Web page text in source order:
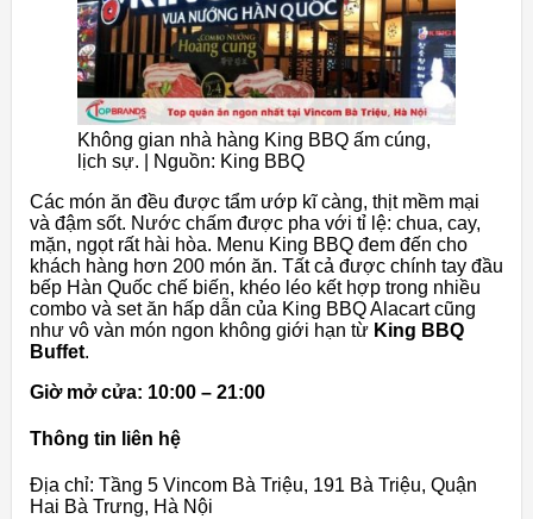
Không gian nhà hàng King BBQ ấm cúng,
lịch sự. | Nguồn: King BBQ
Các món ăn đều được tẩm ướp kĩ càng, thịt mềm mại
và đậm sốt. Nước chấm được pha với tỉ lệ: chua, cay,
mặn, ngọt rất hài hòa. Menu King BBQ đem đến cho
khách hàng hơn 200 món ăn. Tất cả được chính tay đầu
bếp Hàn Quốc chế biến, khéo léo kết hợp trong nhiều
combo và set ăn hấp dẫn của King BBQ Alacart cũng
như vô vàn món ngon không giới hạn từ King BBQ
Buffet.
Giờ mở cửa: 10:00 – 21:00
Thông tin liên hệ
Địa chỉ: Tầng 5 Vincom Bà Triệu, 191 Bà Triệu, Quận
Hai Bà Trưng, Hà Nội